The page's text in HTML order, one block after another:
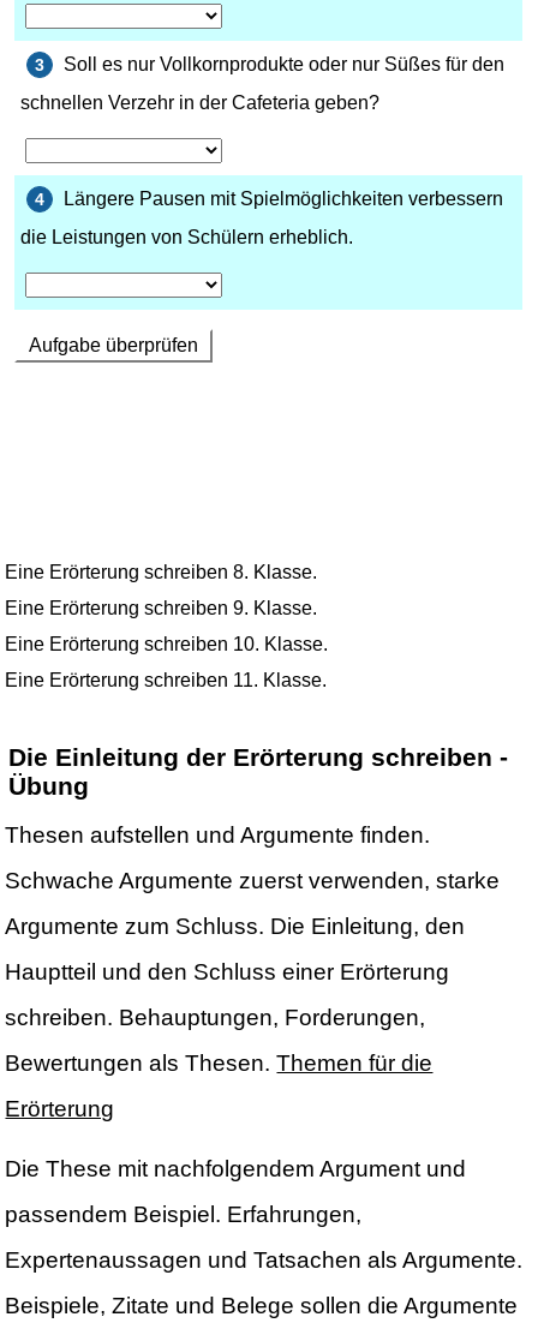
Eine Erörterung schreiben 8. Klasse.
Eine Erörterung schreiben 9. Klasse.
Eine Erörterung schreiben 10. Klasse.
Eine Erörterung schreiben 11. Klasse.
Die Einleitung der Erörterung schreiben -
Übung
Thesen aufstellen und Argumente finden.
Schwache Argumente zuerst verwenden, starke
Argumente zum Schluss. Die Einleitung, den
Hauptteil und den Schluss einer Erörterung
schreiben. Behauptungen, Forderungen,
Bewertungen als Thesen.Themen für die
Erörterung
Die These mit nachfolgendem Argument und
passendem Beispiel. Erfahrungen,
Expertenaussagen und Tatsachen als Argumente.
Beispiele, Zitate und Belege sollen die Argumente